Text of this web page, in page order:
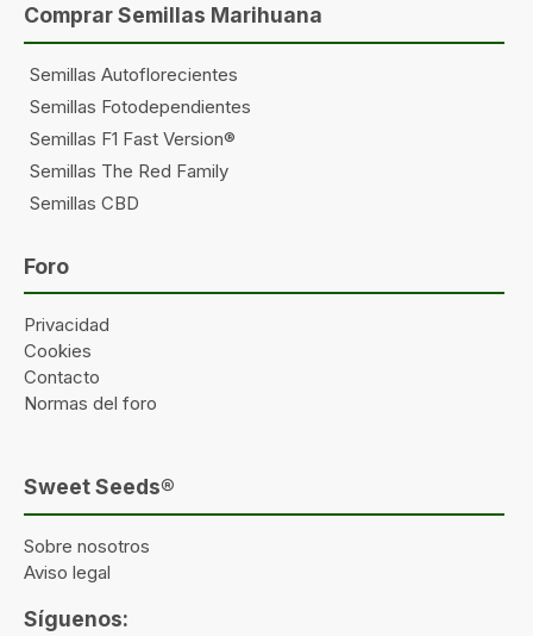
Comprar Semillas Marihuana
Semillas Autoflorecientes
Semillas Fotodependientes
Semillas F1 Fast Version®
Semillas The Red Family
Semillas CBD
Foro
Privacidad
Cookies
Contacto
Normas del foro
Sweet Seeds®
Sobre nosotros
Aviso legal
Síguenos: